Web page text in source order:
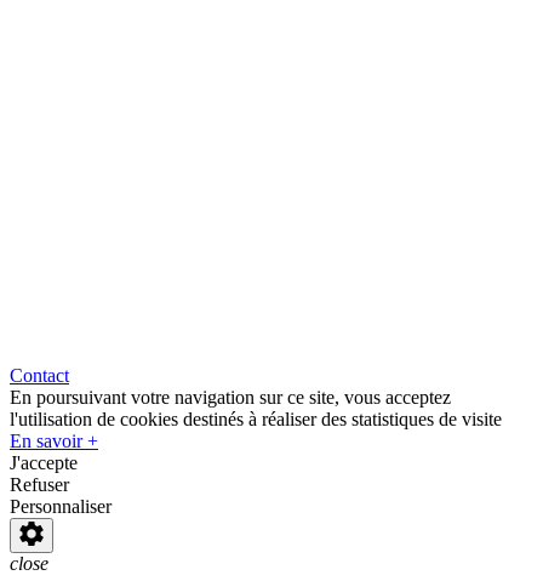
Contact
En poursuivant votre navigation sur ce site, vous acceptez
l'utilisation de cookies destinés à réaliser des statistiques de visite
En savoir +
J'accepte
Refuser
Personnaliser
close